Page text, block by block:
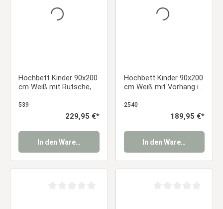
Hochbett Kinder 90x200
cm Weiß mit Rutsche,
Turm, Tunnel & Vorhang
in Pink
539
Regulärer Preis:
229,95 €*
In den Warenkorb
Hochbett Kinder 90x200
cm Weiß mit Vorhang in
schwarz | Rutsche | mit
Lattenrost
2540
Regulärer Preis:
189,95 €*
In den Warenkorb